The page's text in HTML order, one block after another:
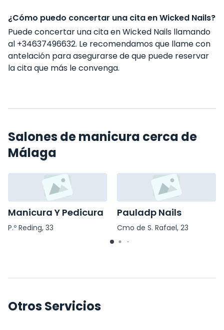
¿Cómo puedo concertar una cita en Wicked Nails?
Puede concertar una cita en Wicked Nails llamando
al +34637496632. Le recomendamos que llame con
antelación para asegurarse de que puede reservar
la cita que más le convenga.
Salones de manicura cerca de
Málaga
Manicura Y Pedicura
P.º Reding, 33
Pauladp Nails
Cmo de S. Rafael, 23
Otros Servicios